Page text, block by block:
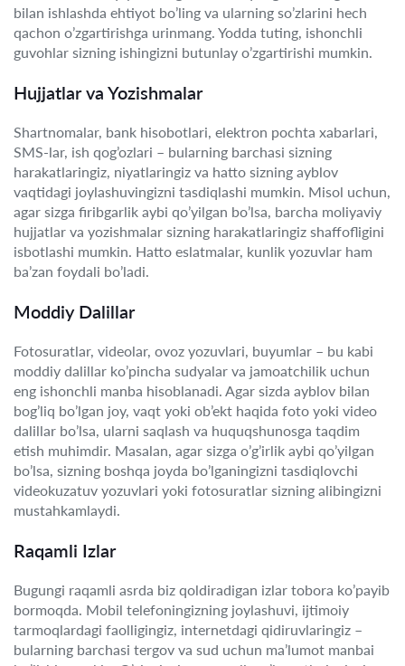
bilan ishlashda ehtiyot bo’ling va ularning so’zlarini hech
qachon o’zgartirishga urinmang. Yodda tuting, ishonchli
guvohlar sizning ishingizni butunlay o’zgartirishi mumkin.
Hujjatlar va Yozishmalar
Shartnomalar, bank hisobotlari, elektron pochta xabarlari,
SMS-lar, ish qog’ozlari – bularning barchasi sizning
harakatlaringiz, niyatlaringiz va hatto sizning ayblov
vaqtidagi joylashuvingizni tasdiqlashi mumkin. Misol uchun,
agar sizga firibgarlik aybi qo’yilgan bo’lsa, barcha moliyaviy
hujjatlar va yozishmalar sizning harakatlaringiz shaffofligini
isbotlashi mumkin. Hatto eslatmalar, kunlik yozuvlar ham
ba’zan foydali bo’ladi.
Moddiy Dalillar
Fotosuratlar, videolar, ovoz yozuvlari, buyumlar – bu kabi
moddiy dalillar ko’pincha sudyalar va jamoatchilik uchun
eng ishonchli manba hisoblanadi. Agar sizda ayblov bilan
bog’liq bo’lgan joy, vaqt yoki ob’ekt haqida foto yoki video
dalillar bo’lsa, ularni saqlash va huquqshunosga taqdim
etish muhimdir. Masalan, agar sizga o’g’irlik aybi qo’yilgan
bo’lsa, sizning boshqa joyda bo’lganingizni tasdiqlovchi
videokuzatuv yozuvlari yoki fotosuratlar sizning alibingizni
mustahkamlaydi.
Raqamli Izlar
Bugungi raqamli asrda biz qoldiradigan izlar tobora ko’payib
bormoqda. Mobil telefoningizning joylashuvi, ijtimoiy
tarmoqlardagi faolligingiz, internetdagi qidiruvlaringiz –
bularning barchasi tergov va sud uchun ma’lumot manbai